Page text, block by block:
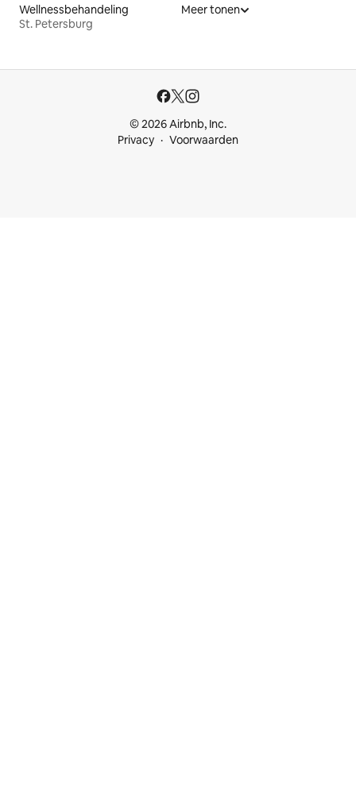
Wellnessbehandeling
St. Petersburg
Meer tonen
© 2026 Airbnb, Inc.
Privacy
Voorwaarden